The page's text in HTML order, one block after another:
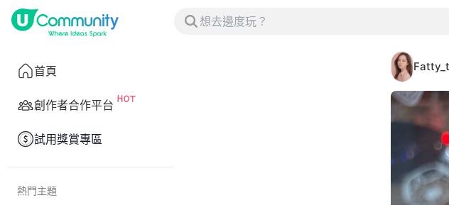
首頁
創作者合作平台
試用獎賞專區
熱門主題